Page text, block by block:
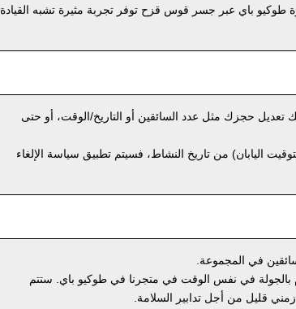
طوكيو باي عبر جسر قوس قزح توفر تجربة مثيرة تشبه القيادة
تعديل حجزك مثل عدد السائقين أو التاريخ/الوقت، أو حتى
كنت ترغب في تغيير أو إلغاء حجزك قبل 6 أيام (بتوقيت اليابان) من تاريخ النشاط، فسيتم تطبيق سياسة الإلغاء
يمكنك فقط القيام بالجولة في نفس الوقت في متجرنا في طوكيو باي. ستتم
قليل من أجل تدابير السلامة.